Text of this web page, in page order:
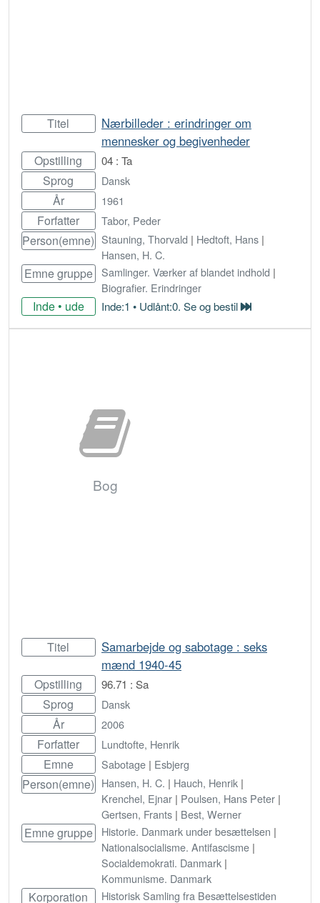
Titel
Nærbilleder : erindringer om
mennesker og begivenheder
Opstilling 04 : Ta
Sprog Dansk
År 1961
Forfatter Tabor, Peder
Person(emne) Stauning, Thorvald | Hedtoft, Hans |
Hansen, H. C.
Emne gruppe Samlinger. Værker af blandet indhold |
Biografier. Erindringer
Inde • ude Inde:1 • Udlånt:0. Se og bestil
Bestil
Bog
Titel
Samarbejde og sabotage : seks
mænd 1940-45
Opstilling 96.71 : Sa
Sprog Dansk
År 2006
Forfatter Lundtofte, Henrik
Emne Sabotage | Esbjerg
Person(emne) Hansen, H. C. | Hauch, Henrik |
Krenchel, Ejnar | Poulsen, Hans Peter |
Gertsen, Frants | Best, Werner
Emne gruppe Historie. Danmark under besættelsen |
Nationalsocialisme. Antifascisme |
Socialdemokrati. Danmark |
Kommunisme. Danmark
Korporation
Historisk Samling fra Besættelsestiden